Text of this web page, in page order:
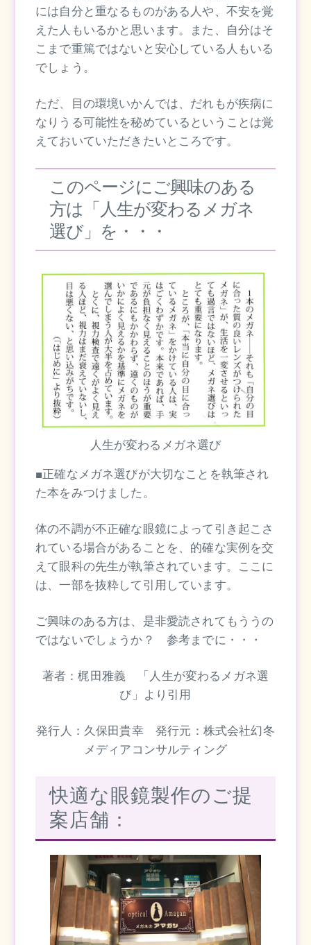
には自分と重なるものがある人や、不安を覚
えた人もいるかと思います。また、自分はそ
こまで重篤ではないと安心している人もいる
でしょう。
ただ、目の環境いかんでは、だれもが疾病に
なりうる可能性を秘めているということは覚
えておいていただきたいところです。
このページにご興味のある
方は「人生が変わるメガネ
選び」を・・・
人生が変わるメガネ選び
■正確なメガネ選びが大切なことを執筆され
た本をみつけました。
体の不調が不正確な眼鏡によって引き起こさ
れている場合があることを、的確な実例を交
えて眼科の先生が執筆されています。ここに
は、一部を抜粋して引用しています。
ご興味のある方は、是非愛読されてもううの
ではないでしょうか？ 参考までに・・・
著者：梶田雅義 「人生が変わるメガネ選
び」より引用
発行人：久保田貴幸 発行元：株式会社幻冬
メディアコンサルティング
快適な眼鏡製作のご提
案店舗：